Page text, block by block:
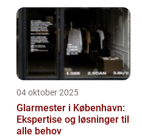
04 oktober 2025
Glarmester i København:
Ekspertise og løsninger til
alle behov